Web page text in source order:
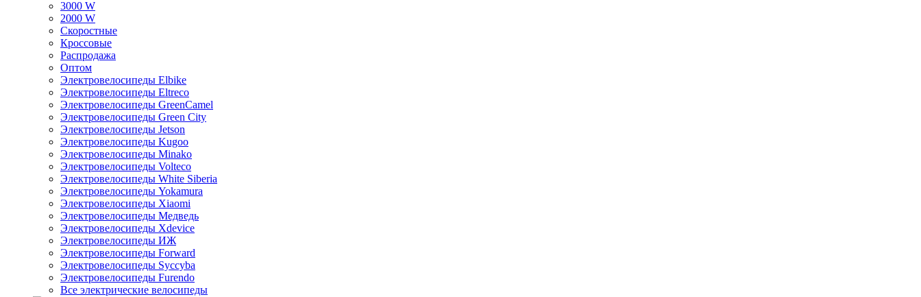
3000 W
2000 W
Скоростные
Кроссовые
Распродажа
Оптом
Электровелосипеды Elbike
Электровелосипеды Eltreco
Электровелосипеды GreenCamel
Электровелосипеды Green City
Электровелосипеды Jetson
Электровелосипеды Kugoo
Электровелосипеды Minako
Электровелосипеды Volteco
Электровелосипеды White Siberia
Электровелосипеды Yokamura
Электровелосипеды Xiaomi
Электровелосипеды Медведь
Электровелосипеды Xdevice
Электровелосипеды ИЖ
Электровелосипеды Forward
Электровелосипеды Syccyba
Электровелосипеды Furendo
Все электрические велосипеды